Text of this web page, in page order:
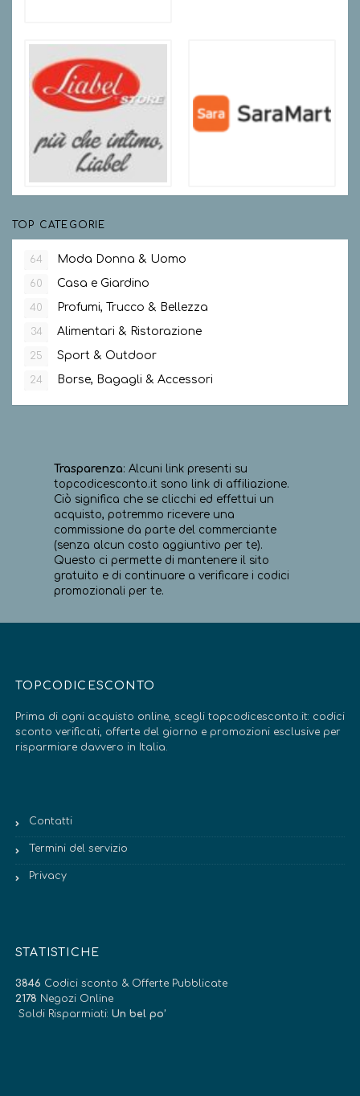
TOP CATEGORIE
64 Moda Donna & Uomo
60 Casa e Giardino
40 Profumi, Trucco & Bellezza
34 Alimentari & Ristorazione
25 Sport & Outdoor
24 Borse, Bagagli & Accessori
Trasparenza: Alcuni link presenti su
topcodicesconto.it sono link di affiliazione.
Ciò significa che se clicchi ed effettui un
acquisto, potremmo ricevere una
commissione da parte del commerciante
(senza alcun costo aggiuntivo per te).
Questo ci permette di mantenere il sito
gratuito e di continuare a verificare i codici
promozionali per te.
TOPCODICESCONTO
Prima di ogni acquisto online, scegli topcodicesconto.it: codici
sconto verificati, offerte del giorno e promozioni esclusive per
risparmiare davvero in Italia.
Contatti
Termini del servizio
Privacy
STATISTICHE
3846 Codici sconto & Offerte Pubblicate
2178 Negozi Online
Soldi Risparmiati: Un bel po’